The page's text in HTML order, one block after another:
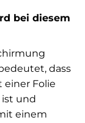
bei diesem
dass
einer Folie
ist und
einem